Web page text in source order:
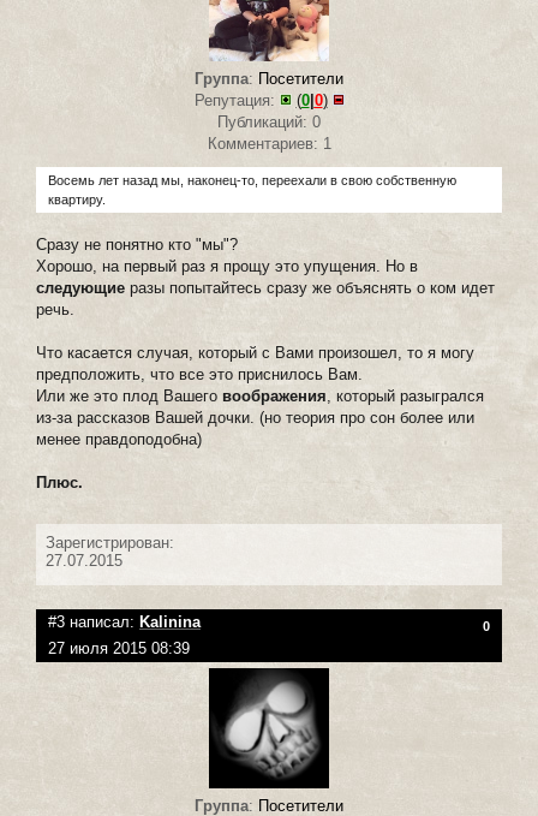
Группа: Посетители
Репутация:
(0| 0)
Публикаций: 0
Комментариев: 1
Восемь лет назад мы, наконец-то, переехали в свою собственную
квартиру.
Сразу не понятно кто "мы"?
Хорошо, на первый раз я прощу это упущения. Но в
следующие разы попытайтесь сразу же объяснять о ком идет
речь.
Что касается случая, который с Вами произошел, то я могу
предположить, что все это приснилось Вам.
Или же это плод Вашего воображения , который разыгрался
из-за рассказов Вашей дочки. (но теория про сон более или
менее правдоподобна)
Плюс.
Зарегистрирован:
27.07.2015
#3 написал: Kalinina 0
27 июля 2015 08:39
Группа: Посетители